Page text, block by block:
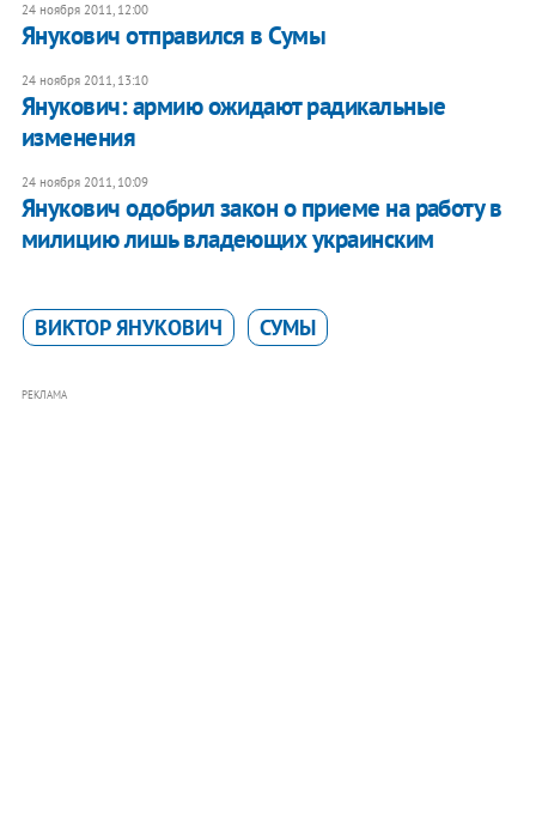
24 ноября 2011, 12:00
Янукович отправился в Сумы
24 ноября 2011, 13:10
Янукович: армию ожидают радикальные
изменения
24 ноября 2011, 10:09
Янукович одобрил закон о приеме на работу в
милицию лишь владеющих украинским
ВИКТОР ЯНУКОВИЧ СУМЫ
РЕКЛАМА